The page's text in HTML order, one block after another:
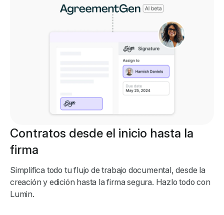
Contratos desde el inicio hasta la
firma
Simplifica todo tu flujo de trabajo documental, desde la
creación y edición hasta la firma segura. Hazlo todo con
Lumin.